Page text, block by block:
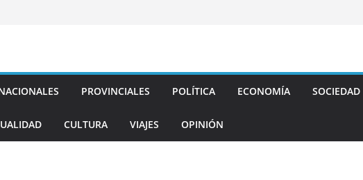
PROVINCIALES POLÍTICA ECONOMÍA SOCIEDAD
CULTURA VIAJES OPINIÓN